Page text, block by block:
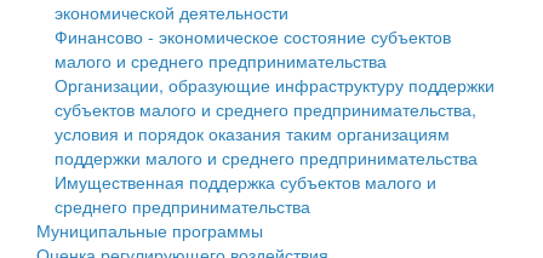
Противодействие коррупции
Контрольно-счетная палата
Персональные данные
Оценка регулирующего воздействия
Деятельность МУ
Нормативы градостроительного проектирования
экономической деятельности
Финансово - экономическое состояние субъектов
малого и среднего предпринимательства
Организации, образующие инфраструктуру поддержки
субъектов малого и среднего предпринимательства,
условия и порядок оказания таким организациям
поддержки малого и среднего предпринимательства
Имущественная поддержка субъектов малого и
среднего предпринимательства
Муниципальные программы